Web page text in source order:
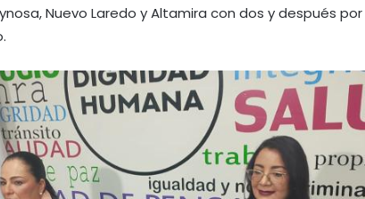
Nuevo Laredo y Altamira con dos y después por